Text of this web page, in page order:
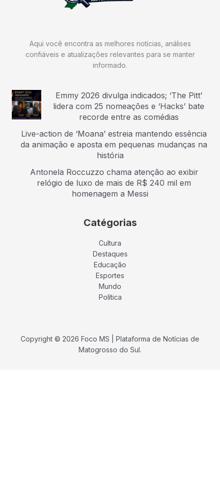
Aqui você encontra as melhores notícias, análises
confiáveis e atualizações relevantes para se manter
informado.
Emmy 2026 divulga indicados; ‘The Pitt’
lidera com 25 nomeações e ‘Hacks’ bate
recorde entre as comédias
Live-action de ‘Moana’ estreia mantendo essência
da animação e aposta em pequenas mudanças na
história
Antonela Roccuzzo chama atenção ao exibir
relógio de luxo de mais de R$ 240 mil em
homenagem a Messi
Catégorias
Cultura
Destaques
Educação
Esportes
Mundo
Política
Copyright © 2026 Foco MS | Plataforma de Notícias de
Matogrosso do Sul.